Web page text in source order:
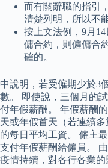
而有關辭職的指引
清楚列明，所以不
按上文法例，9月
傭合約，則僱傭合
確的。
中說明，若受僱期少於3
數。 即使說，三個月的
付年假薪酬。 年假薪酬
天或年假首天（若連續
的每日平均工資。 僱主
支付年假薪酬給僱員。
疫情持續，對各行各業的